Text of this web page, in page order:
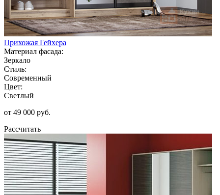
Прихожая Гейхера
Материал фасада:
Зеркало
Стиль:
Современный
Цвет:
Светлый
от 49 000 руб.
Рассчитать